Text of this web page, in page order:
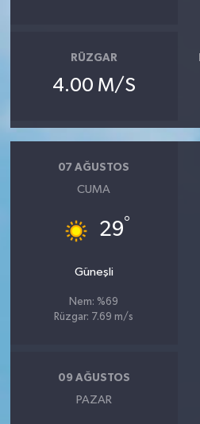
RÜZGAR
4.00 M/S
07 AĞUSTOS
CUMA
29°
Güneşli
Nem: %69
Rüzgar: 7.69 m/s
09 AĞUSTOS
PAZAR